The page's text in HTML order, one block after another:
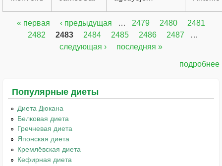
Страницы
« первая ‹ предыдущая … 2479 2480
2481
2482
2483 2484 2485 2486 2487
…
следующая ›
последняя »
подробнее
Популярные диеты
Диета Дюкана
Белковая диета
Гречневая диета
Японская диета
Кремлёвская диета
Кефирная диета